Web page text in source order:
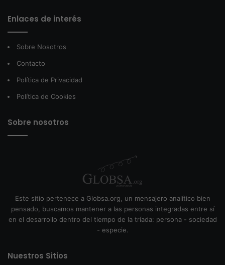
Enlaces de interés
Sobre Nosotros
Contacto
Política de Privacidad
Política de Cookies
Sobre nosotros
Este sitio pertenece a Globsa.org, un mensajero analítico bien
pensado, buscamos mantener a las personas integradas entre sí
en el desarrollo dentro del tiempo de la tríada: persona - sociedad
- especie.
Nuestros Sitios